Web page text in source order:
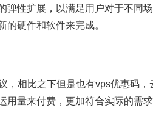
弹性扩展，以满足用户对于不同
的硬件和软件来完成。
，相比之下但是也有vps优惠码
量来付费，更加符合实际的需求